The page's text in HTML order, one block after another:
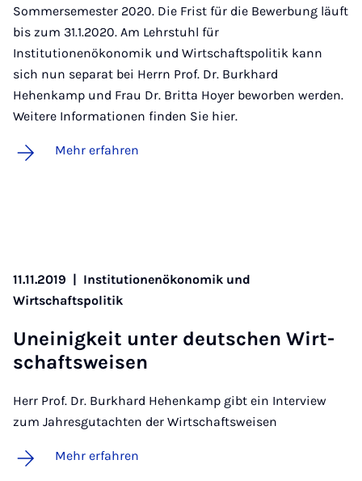
Sommersemester 2020. Die Frist für die Bewerbung läuft
bis zum 31.1.2020. Am Lehrstuhl für
Institutionenökonomik und Wirtschaftspolitik kann
sich nun separat bei Herrn Prof. Dr. Burkhard
Hehenkamp und Frau Dr. Britta Hoyer beworben werden.
Weitere Informationen finden Sie hier.
Mehr erfahren
11.11.2019 | Institutionenökonomik und
Wirtschaftspolitik
Un­ei­nig­keit un­ter deut­schen Wirt­
schafts­wei­sen
Herr Prof. Dr. Burkhard Hehenkamp gibt ein Interview
zum Jahresgutachten der Wirtschaftsweisen
Mehr erfahren